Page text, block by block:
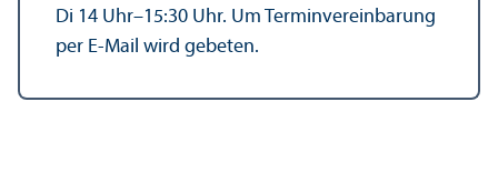
Di 14 Uhr–15:30 Uhr. Um Termin­vereinbarung
per E-Mail wird gebeten.